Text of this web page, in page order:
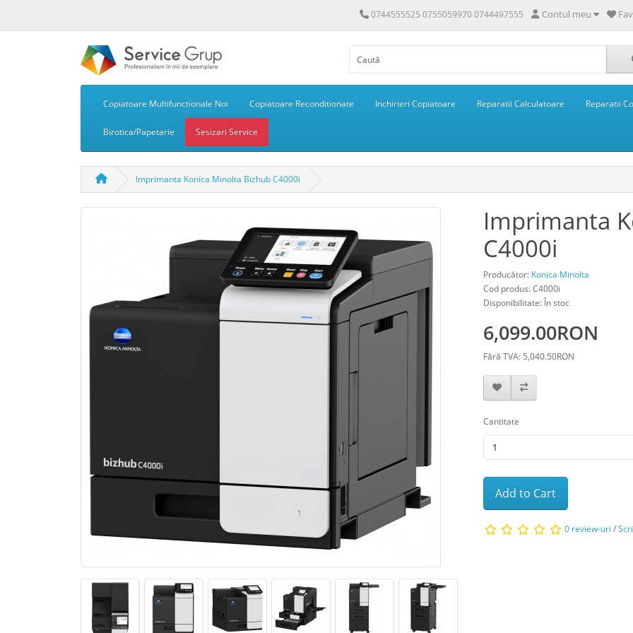
0744555525 0755059970 0744497555 Contul meu
Copiatoare Multifunctionale Noi Copiatoare Reconditionate Inchirieri Copiatoare Reparatii Calculatoare Reparatii
Birotica/Papetarie Sesizari Service
Imprimanta Konica Minolta Bizhub C4000i
Imprimanta
C4000i
Producător: Konica Minolta
Cod produs: C4000i
Disponibilitate: În stoc
6,099.00RON
Fără TVA: 5,040.50RON
Cantitate
Add to Cart
0 review-uri /